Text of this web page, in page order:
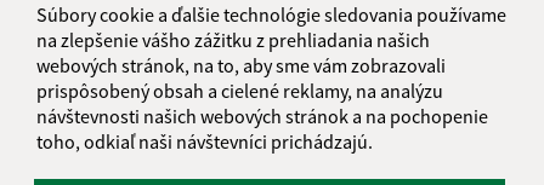
Súbory cookie a ďalšie technológie sledovania používame
na zlepšenie vášho zážitku z prehliadania našich
webových stránok, na to, aby sme vám zobrazovali
prispôsobený obsah a cielené reklamy, na analýzu
návštevnosti našich webových stránok a na pochopenie
toho, odkiaľ naši návštevníci prichádzajú.